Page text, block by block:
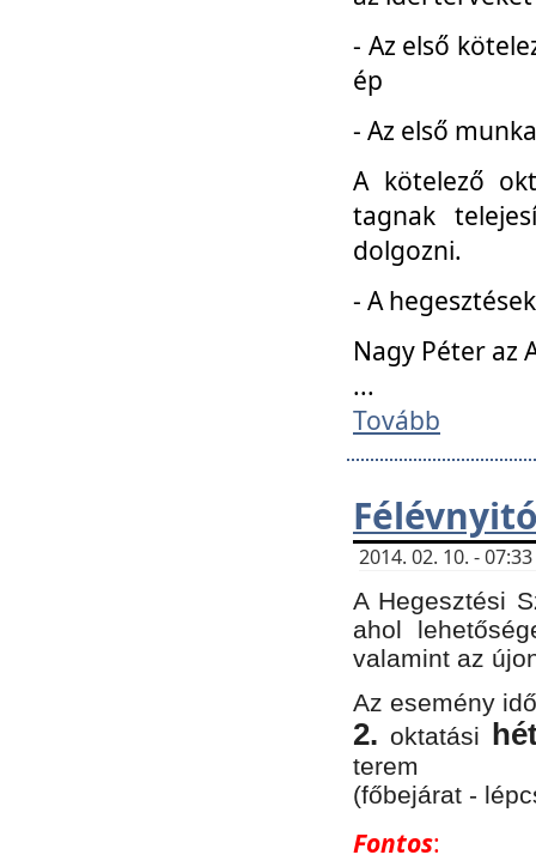
- Az első
ép
- Az első
A kötelező
tagnak
dolgozni.
- A
Nagy Péter az
...
Tovább
2014. 02. 10. -
A Hegesztési
ahol
valamint az
Az esemény
2. oktatási
terem
(főbejárat -
Fontos: